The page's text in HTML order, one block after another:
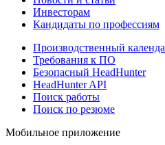
Инвесторам
Кандидаты по профессиям
Производственный
Требования к ПО
Безопасный HeadHunter
HeadHunter API
Поиск работы
Поиск по резюме
Мобильное приложение